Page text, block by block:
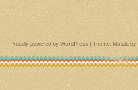
Proudly powered by WordPress | Theme: Matala by